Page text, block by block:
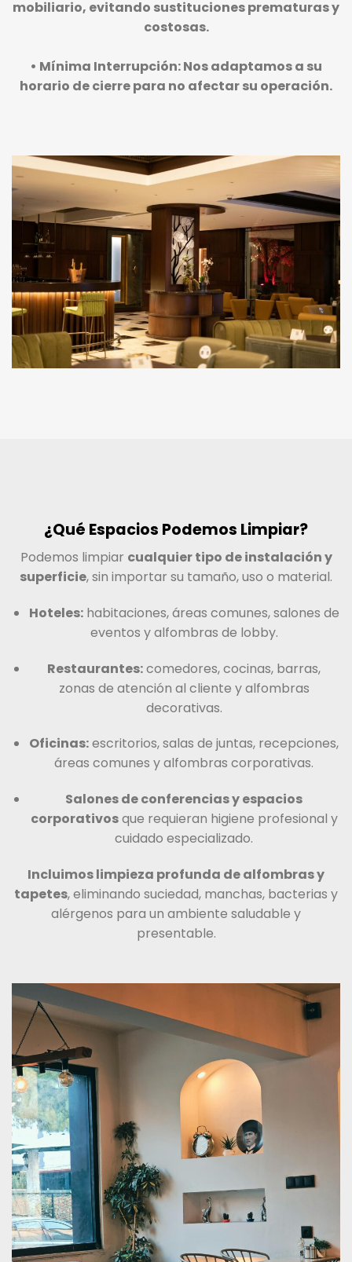
mobiliario, evitando sustituciones prematuras y
costosas.
• Mínima Interrupción:Nos adaptamos a su
horario de cierre para no afectar su operación.
¿Qué Espacios Podemos Limpiar?
Podemos limpiar cualquier tipo de instalación y
superficie, sin importar su tamaño, uso o material.
Hoteles:habitaciones, áreas comunes, salones de
eventos y alfombras de lobby.
Restaurantes:comedores, cocinas, barras,
zonas de atención al cliente y alfombras
decorativas.
Oficinas:escritorios, salas de juntas, recepciones,
áreas comunes y alfombras corporativas.
Salones de conferencias y espacios
corporativosque requieran higiene profesional y
cuidado especializado.
Incluimos limpieza profunda de alfombras y
tapetes, eliminando suciedad, manchas, bacterias y
alérgenos para un ambiente saludable y
presentable.